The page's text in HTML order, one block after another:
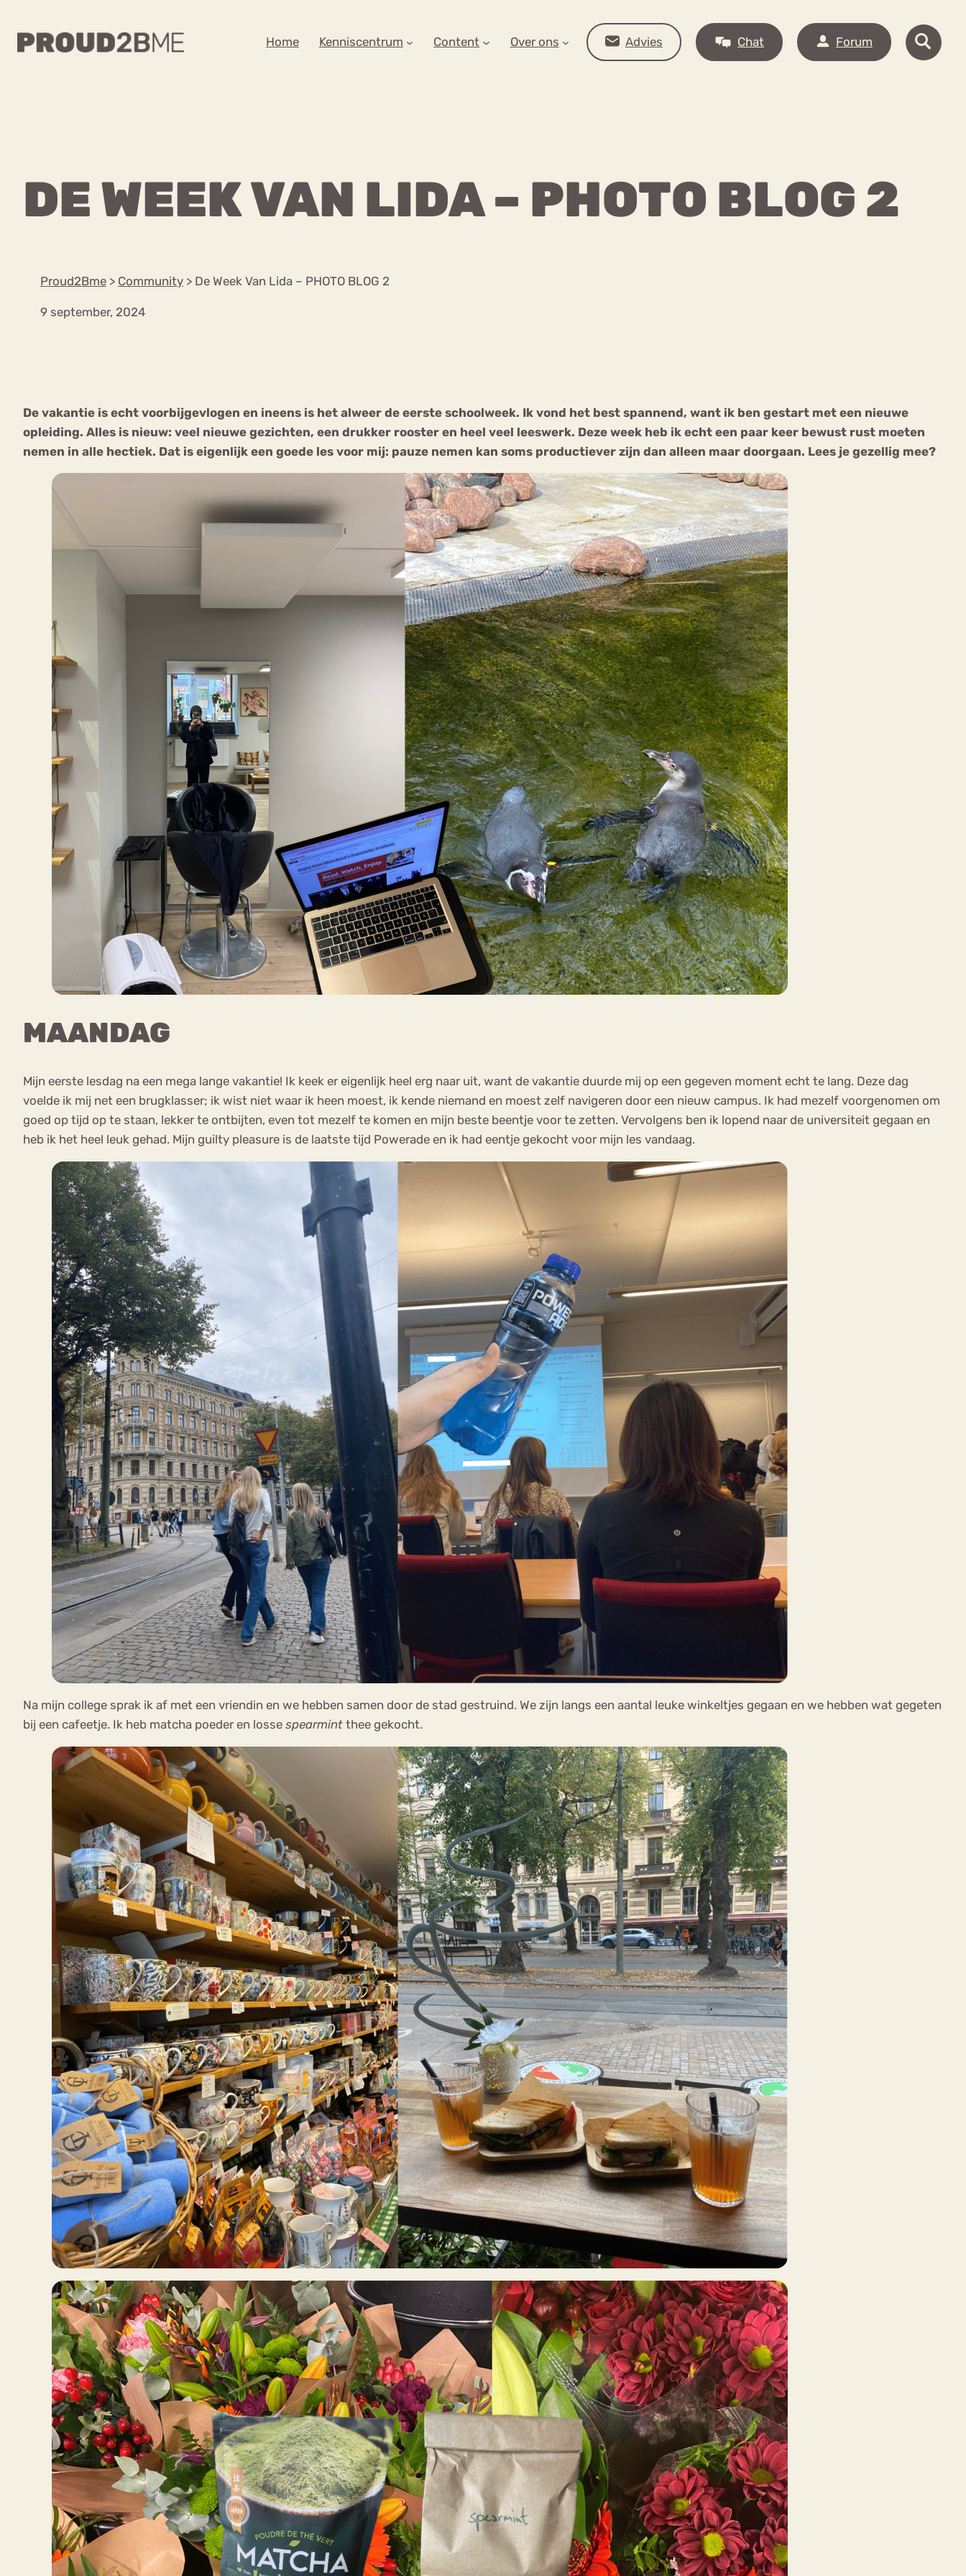
Home Kenniscentrum Content Over ons Advies Chat Forum
DE WEEK VAN LIDA – PHOTO BLOG 2
Proud2Bme > Community > De Week Van Lida – PHOTO BLOG 2
9 september, 2024
De vakantie is echt voorbijgevlogen en ineens is het alweer de eerste schoolweek. Ik vond het best spannend, want ik ben gestart met een nieuwe
opleiding. Alles is nieuw: veel nieuwe gezichten, een drukker rooster en heel veel leeswerk. Deze week heb ik echt een paar keer bewust rust moeten
nemen in alle hectiek. Dat is eigenlijk een goede les voor mij: pauze nemen kan soms productiever zijn dan alleen maar doorgaan. Lees je gezellig mee?
MAANDAG
Mijn eerste lesdag na een mega lange vakantie! Ik keek er eigenlijk heel erg naar uit, want de vakantie duurde mij op een gegeven moment echt te lang. Deze dag
voelde ik mij net een brugklasser; ik wist niet waar ik heen moest, ik kende niemand en moest zelf navigeren door een nieuw campus. Ik had mezelf voorgenomen om
goed op tijd op te staan, lekker te ontbijten, even tot mezelf te komen en mijn beste beentje voor te zetten. Vervolgens ben ik lopend naar de universiteit gegaan en
heb ik het heel leuk gehad. Mijn guilty pleasure is de laatste tijd Powerade en ik had eentje gekocht voor mijn les vandaag.
Na mijn college sprak ik af met een vriendin en we hebben samen door de stad gestruind. We zijn langs een aantal leuke winkeltjes gegaan en we hebben wat gegeten
bij een cafeetje. Ik heb matcha poeder en losse spearmint thee gekocht.
Content
Over ons
WAAR BEN JE NAAR OP ZOEK?
Over proud2bme
Vacatures
Privacyverklaring
Boulimia Nervosa Eetstoornis Anorexia Nervosa Eetbuien Piekeren Sport
Trauma
Orthorexia